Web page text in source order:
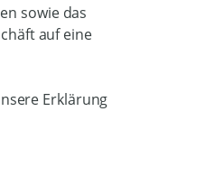
sowie das
auf eine
Erklärung